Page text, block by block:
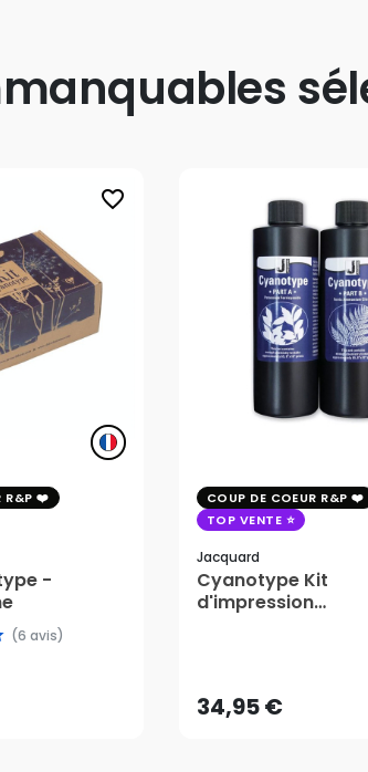
favorite_border
R&P
-
(6 avis)
AU PANIER
COUP DE COEUR R&P
TOP VENTE
Jacquard
Cyanotype Kit
d'impression
34,95 €AJOUTER AU